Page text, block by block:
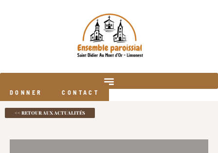
DONNER CONTACT
<< RETOUR AUX ACTUALITÉS